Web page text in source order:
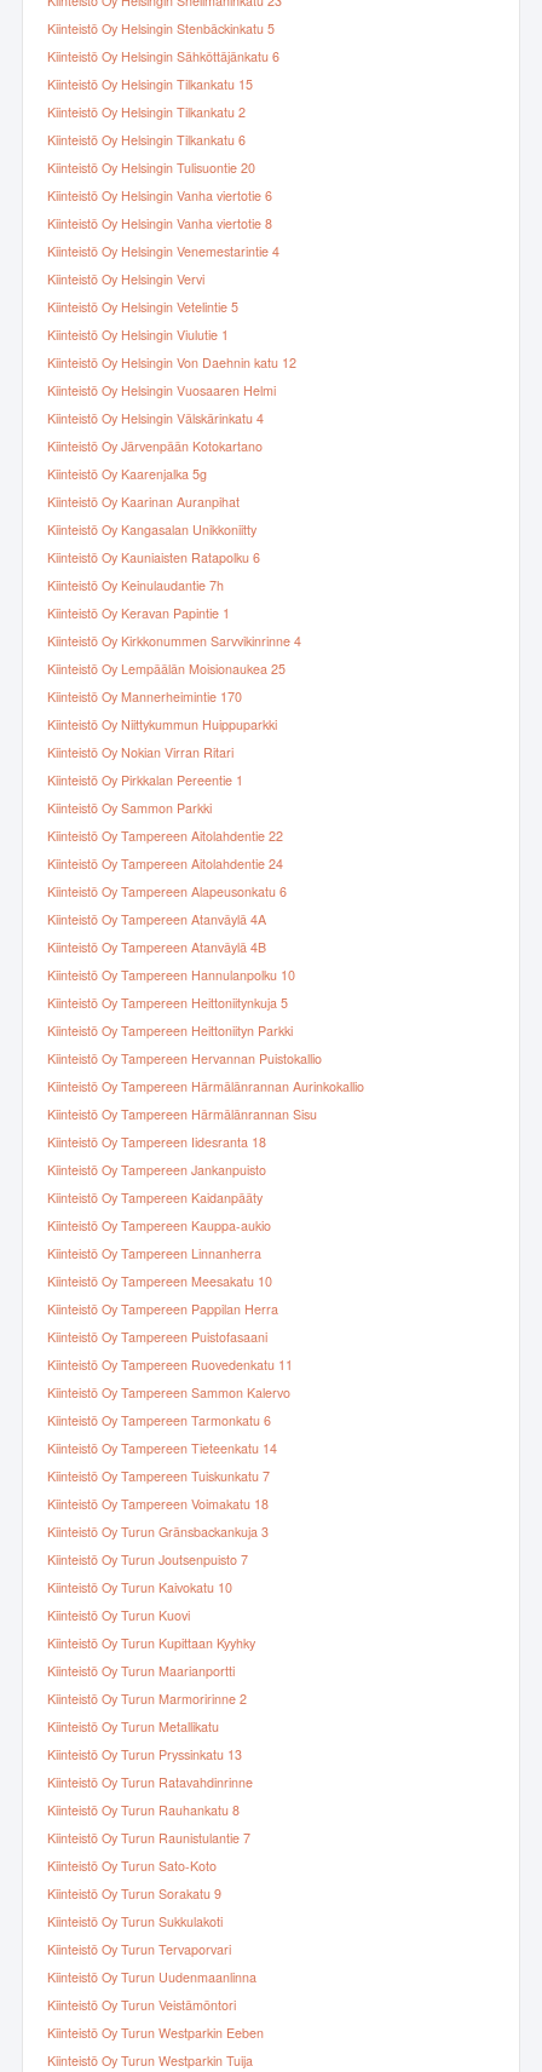
Kiinteistö Oy Helsingin Stenbäckinkatu 5
Kiinteistö Oy Helsingin Sähköttäjänkatu 6
Kiinteistö Oy Helsingin Tilkankatu 15
Kiinteistö Oy Helsingin Tilkankatu 2
Kiinteistö Oy Helsingin Tilkankatu 6
Kiinteistö Oy Helsingin Tulisuontie 20
Kiinteistö Oy Helsingin Vanha viertotie 6
Kiinteistö Oy Helsingin Vanha viertotie 8
Kiinteistö Oy Helsingin Venemestarintie 4
Kiinteistö Oy Helsingin Vervi
Kiinteistö Oy Helsingin Vetelintie 5
Kiinteistö Oy Helsingin Viulutie 1
Kiinteistö Oy Helsingin Von Daehnin katu 12
Kiinteistö Oy Helsingin Vuosaaren Helmi
Kiinteistö Oy Helsingin Välskärinkatu 4
Kiinteistö Oy Järvenpään Kotokartano
Kiinteistö Oy Kaarenjalka 5g
Kiinteistö Oy Kaarinan Auranpihat
Kiinteistö Oy Kangasalan Unikkoniitty
Kiinteistö Oy Kauniaisten Ratapolku 6
Kiinteistö Oy Keinulaudantie 7h
Kiinteistö Oy Keravan Papintie 1
Kiinteistö Oy Kirkkonummen Sarvvikinrinne 4
Kiinteistö Oy Lempäälän Moisionaukea 25
Kiinteistö Oy Mannerheimintie 170
Kiinteistö Oy Niittykummun Huippuparkki
Kiinteistö Oy Nokian Virran Ritari
Kiinteistö Oy Pirkkalan Pereentie 1
Kiinteistö Oy Sammon Parkki
Kiinteistö Oy Tampereen Aitolahdentie 22
Kiinteistö Oy Tampereen Aitolahdentie 24
Kiinteistö Oy Tampereen Alapeusonkatu 6
Kiinteistö Oy Tampereen Atanväylä 4A
Kiinteistö Oy Tampereen Atanväylä 4B
Kiinteistö Oy Tampereen Hannulanpolku 10
Kiinteistö Oy Tampereen Heittoniitynkuja 5
Kiinteistö Oy Tampereen Heittoniityn Parkki
Kiinteistö Oy Tampereen Hervannan Puistokallio
Kiinteistö Oy Tampereen Härmälänrannan Aurinkokallio
Kiinteistö Oy Tampereen Härmälänrannan Sisu
Kiinteistö Oy Tampereen Iidesranta 18
Kiinteistö Oy Tampereen Jankanpuisto
Kiinteistö Oy Tampereen Kaidanpääty
Kiinteistö Oy Tampereen Kauppa-aukio
Kiinteistö Oy Tampereen Linnanherra
Kiinteistö Oy Tampereen Meesakatu 10
Kiinteistö Oy Tampereen Pappilan Herra
Kiinteistö Oy Tampereen Puistofasaani
Kiinteistö Oy Tampereen Ruovedenkatu 11
Kiinteistö Oy Tampereen Sammon Kalervo
Kiinteistö Oy Tampereen Tarmonkatu 6
Kiinteistö Oy Tampereen Tieteenkatu 14
Kiinteistö Oy Tampereen Tuiskunkatu 7
Kiinteistö Oy Tampereen Voimakatu 18
Kiinteistö Oy Turun Gränsbackankuja 3
Kiinteistö Oy Turun Joutsenpuisto 7
Kiinteistö Oy Turun Kaivokatu 10
Kiinteistö Oy Turun Kuovi
Kiinteistö Oy Turun Kupittaan Kyyhky
Kiinteistö Oy Turun Maarianportti
Kiinteistö Oy Turun Marmoririnne 2
Kiinteistö Oy Turun Metallikatu
Kiinteistö Oy Turun Pryssinkatu 13
Kiinteistö Oy Turun Ratavahdinrinne
Kiinteistö Oy Turun Rauhankatu 8
Kiinteistö Oy Turun Raunistulantie 7
Kiinteistö Oy Turun Sato-Koto
Kiinteistö Oy Turun Sorakatu 9
Kiinteistö Oy Turun Sukkulakoti
Kiinteistö Oy Turun Tervaporvari
Kiinteistö Oy Turun Uudenmaanlinna
Kiinteistö Oy Turun Veistämöntori
Kiinteistö Oy Turun Westparkin Eeben
Kiinteistö Oy Turun Westparkin Tuija